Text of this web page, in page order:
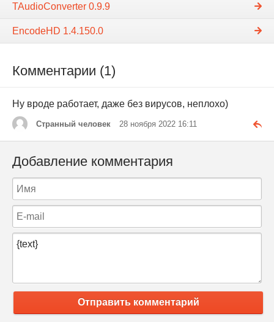
TAudioConverter 0.9.9
EncodeHD 1.4.150.0
Комментарии (1)
Ну вроде работает, даже без вирусов, неплохо)
Странный человек 28 ноября 2022 16:11
Добавление комментария
Отправить комментарий